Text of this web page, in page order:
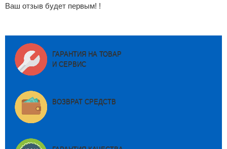
Ваш отзыв будет первым! !
ГАРАНТИЯ НА ТОВАР
И СЕРВИС
ВОЗВРАТ СРЕДСТВ